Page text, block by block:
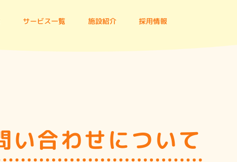
サービス一覧 施設紹介 採用情報
い合わせについて